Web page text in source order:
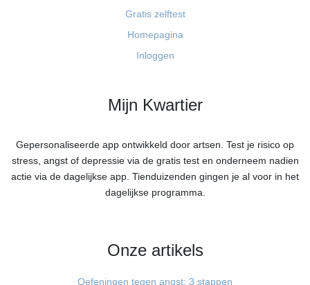
Mijn Kwartier
Gepersonaliseerde app ontwikkeld door artsen. Test je risico op
stress, angst of depressie via de gratis test en onderneem nadien
actie via de dagelijkse app. Tienduizenden gingen je al voor in het
dagelijkse programma.
Gratis zelftest
Homepagina
Inloggen
Onze artikels
Oefeningen tegen angst: 3 stappen